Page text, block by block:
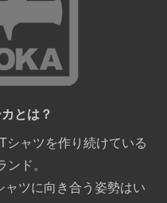
とは？
シャツを作り続けている
ンド。
ャツに向き合う姿勢はい